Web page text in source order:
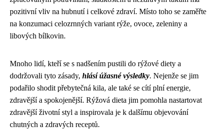
pozitivní vliv na hubnutí i celkové zdraví. Místo toho se zaměřte
na konzumaci celozrnných variant rýže, ovoce, zeleniny a
libových bílkovin.
Mnoho lidí, kteří se s nadšením pustili do rýžové diety a
dodržovali tyto zásady, hlásí úžasné výsledky. Nejenže se jim
podařilo shodit přebytečná kila, ale také se cítí plní energie,
zdravější a spokojenější. Rýžová dieta jim pomohla nastartovat
zdravější životní styl a inspirovala je k dalšímu objevování
chutných a zdravých receptů.